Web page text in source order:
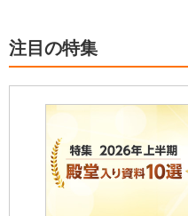
注目の特集